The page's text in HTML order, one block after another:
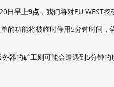
日早上9点 ，我们将对EU WEST
的功能将被临时停用5分钟时间
器的矿工则可能会遭遇到5分钟的